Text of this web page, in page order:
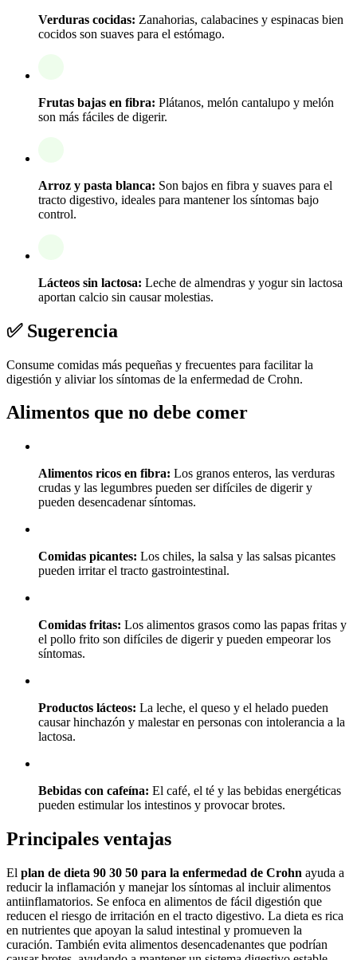
Verduras cocidas: Zanahorias, calabacines y espinacas bien
cocidos son suaves para el estómago.
Frutas bajas en fibra: Plátanos, melón cantalupo y melón
son más fáciles de digerir.
Arroz y pasta blanca: Son bajos en fibra y suaves para el
tracto digestivo, ideales para mantener los síntomas bajo
control.
Lácteos sin lactosa: Leche de almendras y yogur sin lactosa
aportan calcio sin causar molestias.
✅ Sugerencia
Consume comidas más pequeñas y frecuentes para facilitar la
digestión y aliviar los síntomas de la enfermedad de Crohn.
Alimentos que no debe comer
Alimentos ricos en fibra: Los granos enteros, las verduras
crudas y las legumbres pueden ser difíciles de digerir y
pueden desencadenar síntomas.
Comidas picantes: Los chiles, la salsa y las salsas picantes
pueden irritar el tracto gastrointestinal.
Comidas fritas: Los alimentos grasos como las papas fritas y
el pollo frito son difíciles de digerir y pueden empeorar los
síntomas.
Productos lácteos: La leche, el queso y el helado pueden
causar hinchazón y malestar en personas con intolerancia a la
lactosa.
Bebidas con cafeína: El café, el té y las bebidas energéticas
pueden estimular los intestinos y provocar brotes.
Principales ventajas
El plan de dieta 90 30 50 para la enfermedad de Crohn ayuda a
reducir la inflamación y manejar los síntomas al incluir alimentos
antiinflamatorios. Se enfoca en alimentos de fácil digestión que
reducen el riesgo de irritación en el tracto digestivo. La dieta es rica
en nutrientes que apoyan la salud intestinal y promueven la
curación. También evita alimentos desencadenantes que podrían